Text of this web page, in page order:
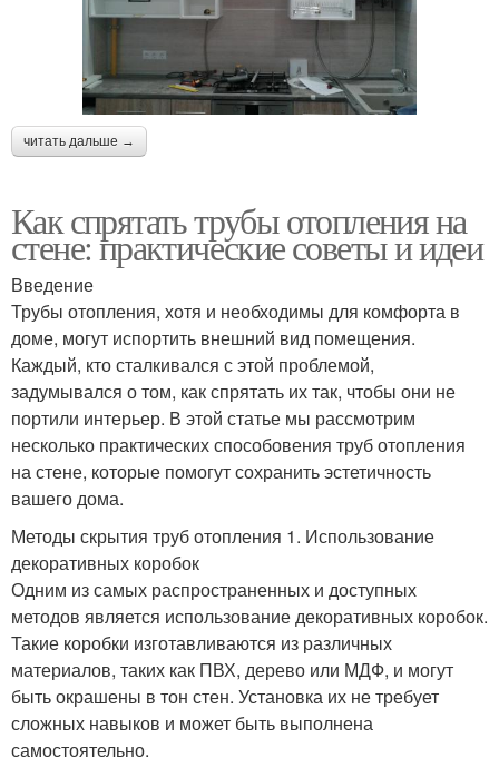
читать дальше →
Как спрятать трубы отопления на
стене: практические советы и идеи
Введение
Трубы отопления, хотя и необходимы для комфорта в
доме, могут испортить внешний вид помещения.
Каждый, кто сталкивался с этой проблемой,
задумывался о том, как спрятать их так, чтобы они не
портили интерьер. В этой статье мы рассмотрим
несколько практических способовения труб отопления
на стене, которые помогут сохранить эстетичность
вашего дома.
Методы скрытия труб отопления 1. Использование
декоративных коробок
Одним из самых распространенных и доступных
методов является использование декоративных коробок.
Такие коробки изготавливаются из различных
материалов, таких как ПВХ, дерево или МДФ, и могут
быть окрашены в тон стен. Установка их не требует
сложных навыков и может быть выполнена
самостоятельно.